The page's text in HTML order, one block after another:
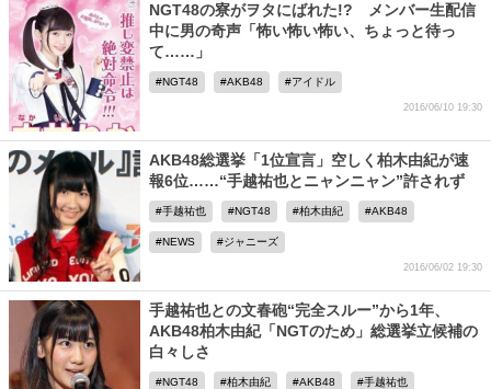
NGT48の寮がヲタにばれた!? メンバー生配信
中に男の奇声「怖い怖い怖い、ちょっと待っ
て……」
NGT48 AKB48 アイドル
2016/06/10 19:30
AKB48総選挙「1位宣言」空しく柏木由紀が速
報6位……“手越祐也とニャンニャン”許されず
手越祐也 NGT48 柏木由紀 AKB48
NEWS ジャニーズ
2016/06/02 19:30
手越祐也との文春砲“完全スルー”から1年、
AKB48柏木由紀「NGTのため」総選挙立候補の
白々しさ
NGT48 柏木由紀 AKB48 手越祐也